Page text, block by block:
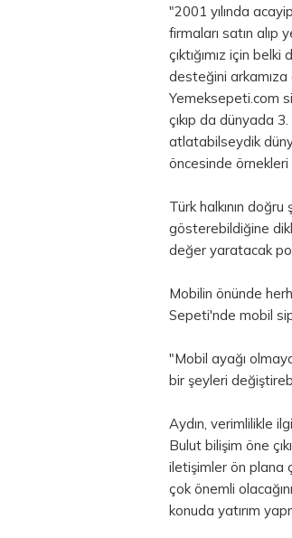
"2001 yılında
firmaları satın alıp
çıktığımız için
desteğini arkamıza
Yemeksepeti.com
çıkıp da dünyada
atlatabilseydik
öncesinde
Türk halkının
gösterebildiğine
değer yaratacak
Mobilin önünde
Sepeti'nde mobil
"Mobil ayağı
bir şeyleri
Aydın, verimlilikle
Bulut bilişim öne
iletişimler ön plana
çok önemli
konuda yatırım